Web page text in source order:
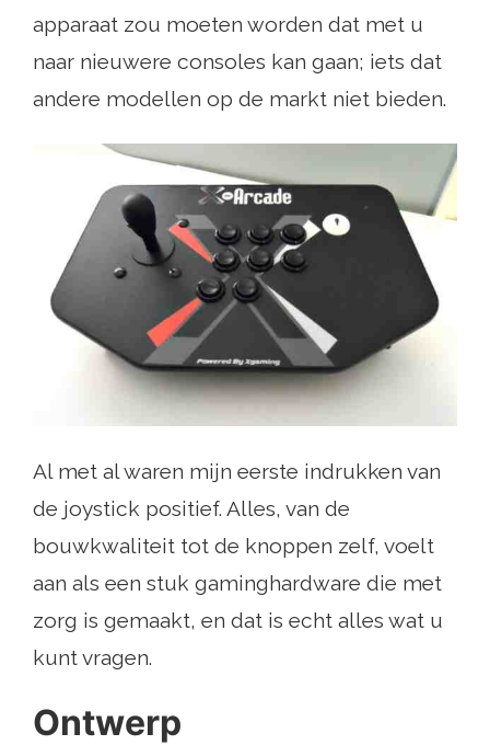
apparaat zou moeten worden dat met u
naar nieuwere consoles kan gaan; iets dat
andere modellen op de markt niet bieden.
Al met al waren mijn eerste indrukken van
de joystick positief. Alles, van de
bouwkwaliteit tot de knoppen zelf, voelt
aan als een stuk gaminghardware die met
zorg is gemaakt, en dat is echt alles wat u
kunt vragen.
Ontwerp